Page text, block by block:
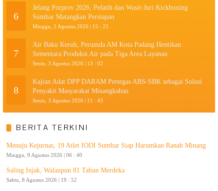
6
Jelang Porprov 2026, Pelatih dan Wasit-Juri Kickboxing
Sumbar Matangkan Persiapan
Minggu, 2 Agustus 2026 | 15 : 25
7
Air Baku Keruh, Perumda AM Kota Padang Hentikan
Sementara Produksi Air pada Tiga Area Layanan
Senin, 3 Agustus 2026 | 13 : 02
8
Kajian Adat DPP DARAM Pertegas ABS-SBK sebagai Solusi
Penyakit Masyarakat Minangkabau
Senin, 3 Agustus 2026 | 11 : 43
BERITA TERKINI
Menuju Kejurnas, 19 Atlet IODI Sumbar Siap Harumkan Ranah Minang
Minggu, 9 Agustus 2026 | 06 : 40
Saling Injak, Walaupun 81 Tahun Merdeka
Sabtu, 8 Agustus 2026 | 19 : 52